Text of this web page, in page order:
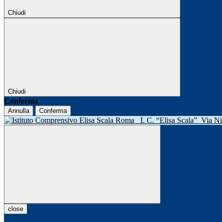
Chiudi
Chiudi
Conferma
Annulla Conferma
I. C. “Elisa Scala” Via
close